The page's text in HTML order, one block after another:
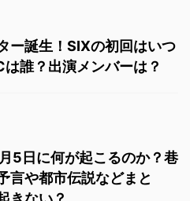
ー誕生！SIXの初回はいつ
誰？出演メンバーは？
5日に何が起こるのか？巷
言や都市伝説などまと